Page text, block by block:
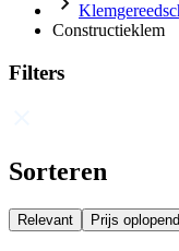
Constructieklem
Filters
Sorteren
Relevant Prijs oplopend